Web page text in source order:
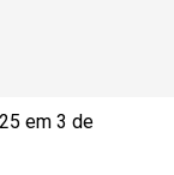
em 3 de